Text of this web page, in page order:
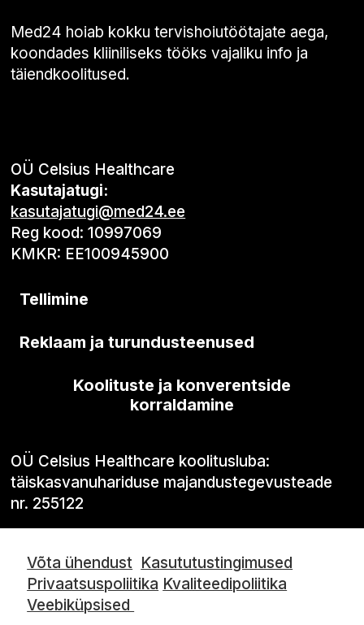
Med24 hoiab kokku tervishoiutöötajate aega,
koondades kliiniliseks tööks vajaliku info ja
täiendkoolitused.
OÜ Celsius Healthcare
Kasutajatugi:
kasutajatugi@med24.ee
Reg kood: 10997069
KMKR: EE100945900
Tellimine
Reklaam ja turundusteenused
Koolituste ja konverentside
korraldamine
OÜ Celsius Healthcare koolitusluba:
täiskasvanuhariduse majandustegevusteade
nr. 255122
Võta ühendust Kasututustingimused
Privaatsuspoliitika Kvaliteedipoliitika
Veebiküpsised